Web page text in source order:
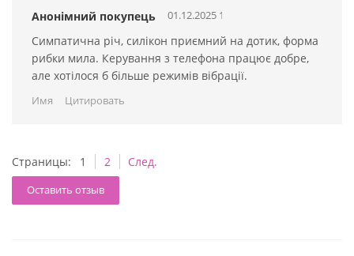
Анонімний покупець 01.12.2025 15:04:33
Симпатична річ, силікон приємний на дотик, форма
рибки мила. Керування з телефона працює добре,
але хотілося б більше режимів вібрації.
Имя Цитировать
Страницы: 1 2 След.
Оставить отзыв